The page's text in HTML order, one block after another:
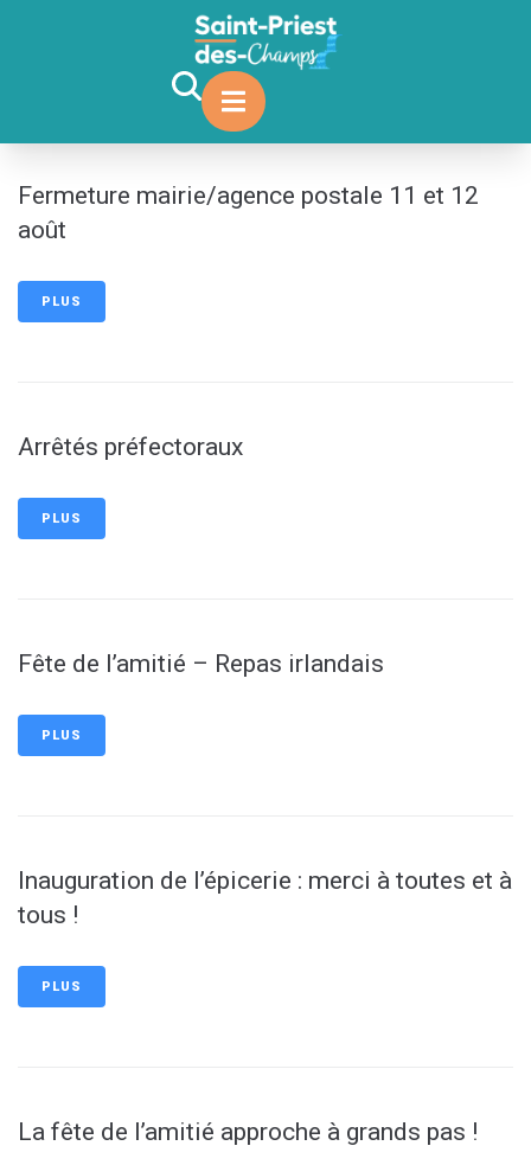
Fermeture mairie/agence postale 11 et 12
août
PLUS
Arrêtés préfectoraux
PLUS
Fête de l’amitié – Repas irlandais
PLUS
Inauguration de l’épicerie : merci à toutes et à
tous !
PLUS
La fête de l’amitié approche à grands pas !